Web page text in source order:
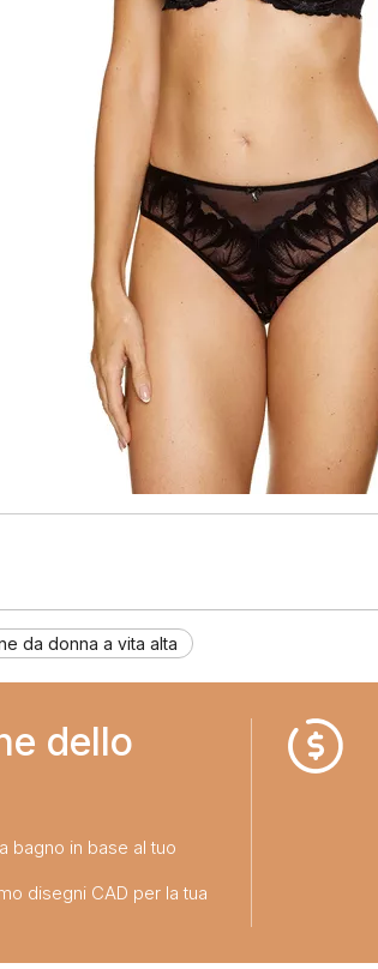
da donna a vita alta
dello
bagno in base al tuo
disegni CAD per la tua